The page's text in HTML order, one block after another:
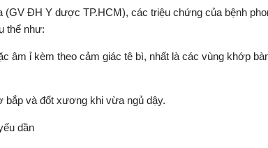
(GV ĐH Y dược TP.HCM), các triệu chứng của bệnh
thể như:
âm ỉ kèm theo cảm giác tê bì, nhất là các vùng khớp
và đốt xương khi vừa ngủ dậy.
dần